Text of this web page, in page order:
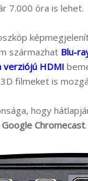
7.000 óra is lehet.
származhat Blu-
verziójú HDMI
filmeket is
hogy
Google Chromecast.